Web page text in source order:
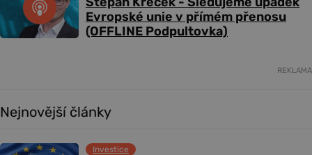
Evropské unie v přímém přenosu
(OFFLINE Podpultovka)
REKLAMA
Nejnovější články
Investice